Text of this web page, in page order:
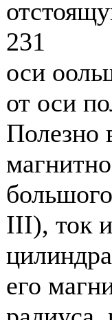
231
оси
от оси
Полезно
III), ток
его